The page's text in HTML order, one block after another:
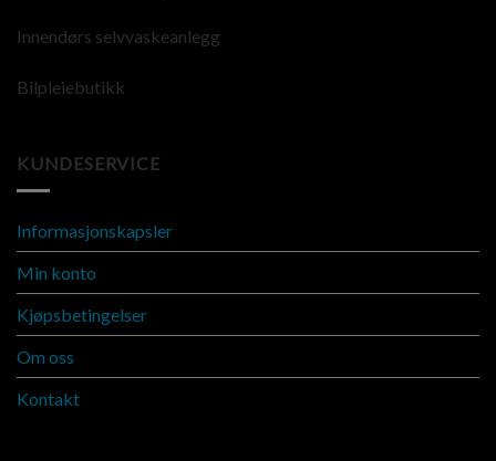
Innendørs selvvaskeanlegg
Bilpleiebutikk
KUNDESERVICE
Informasjonskapsler
Min konto
Kjøpsbetingelser
Om oss
Kontakt